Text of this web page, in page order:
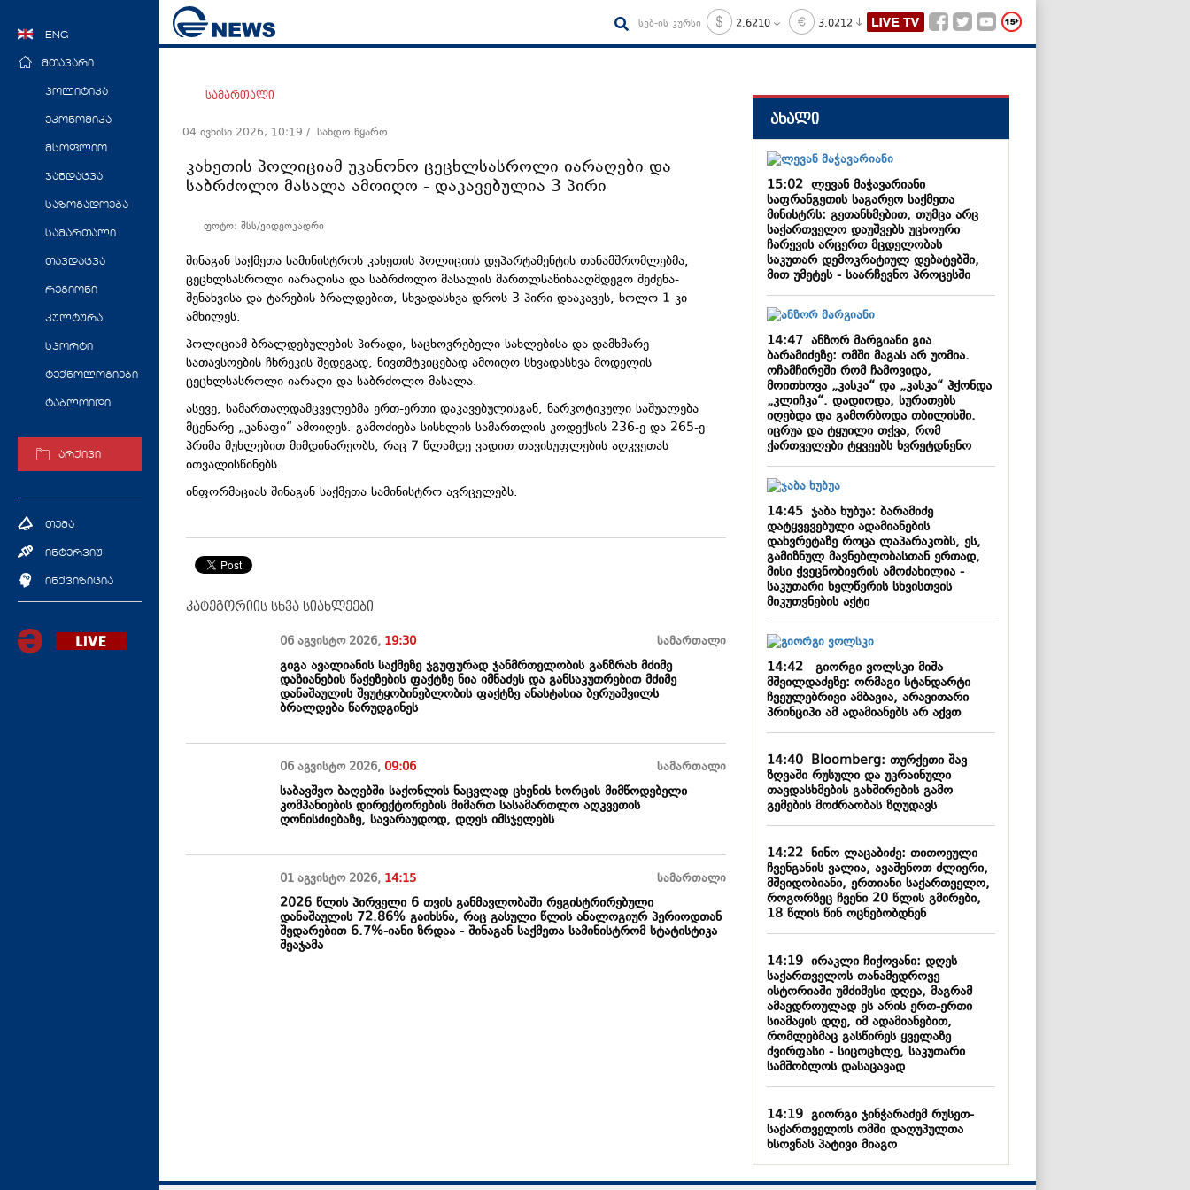
ENG
მთავარი
პოლიტიკა
ეკონომიკა
მსოფლიო
ჯანდაცვა
საზოგადოება
სამართალი
თავდაცვა
რეგიონი
კულტურა
სპორტი
ტექნოლოგიები
ტაბლოიდი
არქივი
თემა
ინტერვიუ
ინქვიზიცია
სებ-ის კურსი 2.6210 3.0212
სამართალი
04 ივნისი 2026, 10:19 / სანდო წყარო
კახეთის პოლიციამ უკანონო ცეცხლსასროლი იარაღები და
საბრძოლო მასალა ამოიღო - დაკავებულია 3 პირი
ფოტო: შსს/ვიდეოკადრი
შინაგან საქმეთა სამინისტროს კახეთის პოლიციის დეპარტამენტის თანამშრომლებმა,
ცეცხლსასროლი იარაღისა და საბრძოლო მასალის მართლსაწინააღმდეგო შეძენა-
შენახვისა და ტარების ბრალდებით, სხვადასხვა დროს 3 პირი დააკავეს, ხოლო 1 კი
ამხილეს.
პოლიციამ ბრალდებულების პირადი, საცხოვრებელი სახლებისა და დამხმარე
სათავსოების ჩხრეკის შედეგად, ნივთმტკიცებად ამოიღო სხვადასხვა მოდელის
ცეცხლსასროლი იარაღი და საბრძოლო მასალა.
ასევე, სამართალდამცველებმა ერთ-ერთი დაკავებულისგან, ნარკოტიკული საშუალება
მცენარე „კანაფი“ ამოიღეს. გამოძიება სისხლის სამართლის კოდექსის 236-ე და 265-ე
პრიმა მუხლებით მიმდინარეობს, რაც 7 წლამდე ვადით თავისუფლების აღკვეთას
ითვალისწინებს.
ინფორმაციას შინაგან საქმეთა სამინისტრო ავრცელებს.
კატეგორიის სხვა სიახლეები
06 აგვისტო 2026, 19:30 სამართალი
გიგა ავალიანის საქმეზე ჯგუფურად ჯანმრთელობის განზრახ მძიმე
დაზიანების წაქეზების ფაქტზე ნია იმნაძეს და განსაკუთრებით მძიმე
დანაშაულის შეუტყობინებლობის ფაქტზე ანასტასია ბერუაშვილს
ბრალდება წარუდგინეს
06 აგვისტო 2026,09:06 სამართალი
საბავშვო ბაღებში საქონლის ნაცვლად ცხენის ხორცის მიმწოდებელი
კომპანიების დირექტორების მიმართ სასამართლო აღკვეთის
ღონისძიებაზე, სავარაუდოდ, დღეს იმსჯელებს
01 აგვისტო 2026, 14:15 სამართალი
2026 წლის პირველი 6 თვის განმავლობაში რეგისტრირებული
დანაშაულის 72.86% გაიხსნა, რაც გასული წლის ანალოგიურ პერიოდთან
შედარებით 6.7%-იანი ზრდაა - შინაგან საქმეთა სამინისტრომ სტატისტიკა
შეაჯამა
ახალი
15:02ლევან მაჭავარიანი
საფრანგეთის საგარეო საქმეთა
მინისტრს: გეთანხმებით, თუმცა არც
საქართველო დაუშვებს უცხოური
ჩარევის არცერთ მცდელობას
საკუთარ დემოკრატიულ დებატებში,
მით უმეტეს - საარჩევნო პროცესში
14:47ანზორ მარგიანი გია
ბარამიძეზე: ომში მაგას არ უომია.
ოჩამჩირეში რომ ჩამოვიდა,
მოითხოვა „კასკა“ და „კასკა“ ჰქონდა
„კლიჩკა“. დადიოდა, სურათებს
იღებდა და გამორბოდა თბილისში.
იცრუა და ტყუილი თქვა, რომ
ქართველები ტყვეებს ხვრეტდნენო
14:45ჯაბა ხუბუა: ბარამიძე
დატყვევებული ადამიანების
დახვრეტაზე როცა ლაპარაკობს, ეს,
გამიზნულ მავნებლობასთან ერთად,
მისი ქვეცნობიერის ამოძახილია -
საკუთარი ხელწერის სხვისთვის
მიკუთვნების აქტი
14:42გიორგი ვოლსკი მიშა
მშვილდაძეზე: ორმაგი სტანდარტი
ჩვეულებრივი ამბავია, არავითარი
პრინციპი ამ ადამიანებს არ აქვთ
14:40Bloomberg: თურქეთი შავ
ზღვაში რუსული და უკრაინული
თავდასხმების გახშირების გამო
გემების მოძრაობას ზღუდავს
14:22ნინო ლაცაბიძე: თითოეული
ჩვენგანის ვალია, ავაშენოთ ძლიერი,
მშვიდობიანი, ერთიანი საქართველო,
როგორზეც ჩვენი 20 წლის გმირები,
18 წლის წინ ოცნებობდნენ
14:19ირაკლი ჩიქოვანი: დღეს
საქართველოს თანამედროვე
ისტორიაში უმძიმესი დღეა, მაგრამ
ამავდროულად ეს არის ერთ-ერთი
სიამაყის დღე, იმ ადამიანებით,
რომლებმაც გასწირეს ყველაზე
ძვირფასი - სიცოცხლე, საკუთარი
სამშობლოს დასაცავად
14:19გიორგი ჯინჭარაძემ რუსეთ-
საქართველოს ომში დაღუპულთა
ხსოვნას პატივი მიაგო